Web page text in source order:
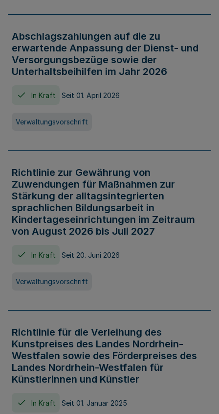
Abschlagszahlungen auf die zu
erwartende Anpassung der Dienst- und
Versorgungsbezüge sowie der
Unterhaltsbeihilfen im Jahr 2026
In Kraft Seit 01. April 2026
Verwaltungsvorschrift
Richtlinie zur Gewährung von
Zuwendungen für Maßnahmen zur
Stärkung der alltagsintegrierten
sprachlichen Bildungsarbeit in
Kindertageseinrichtungen im Zeitraum
von August 2026 bis Juli 2027
In Kraft Seit 20. Juni 2026
Verwaltungsvorschrift
Richtlinie für die Verleihung des
Kunstpreises des Landes Nordrhein-
Westfalen sowie des Förderpreises des
Landes Nordrhein-Westfalen für
Künstlerinnen und Künstler
In Kraft Seit 01. Januar 2025